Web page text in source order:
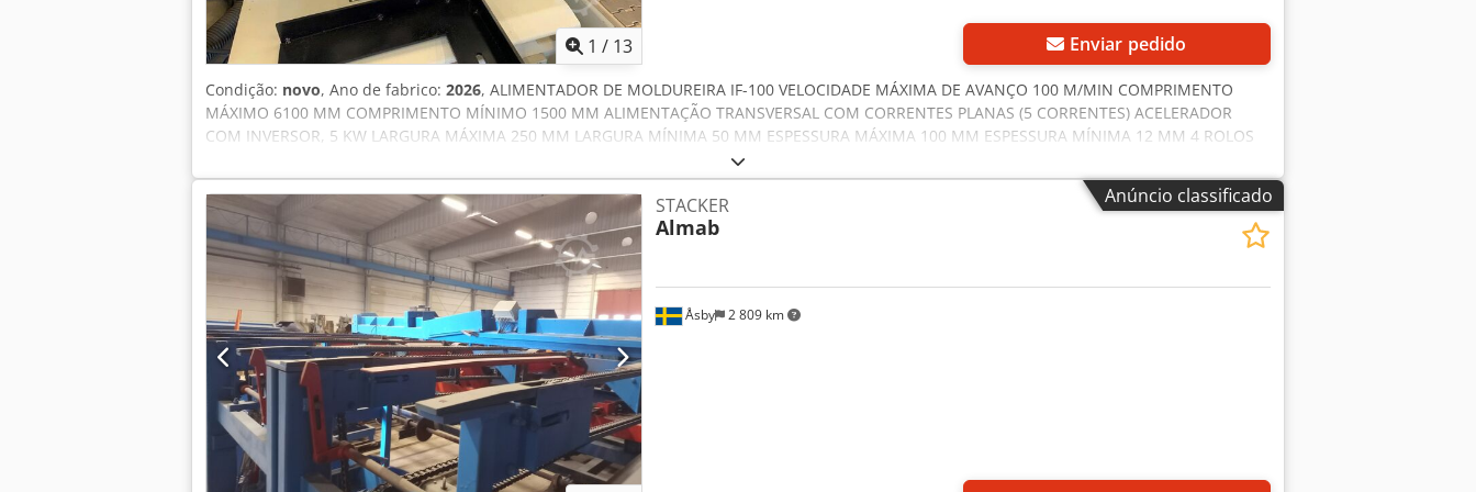
imediatamente. É construída de forma muito robusta e sempre funcionou sem problemas ou falhas. Um vídeo do processo pode ser mostrado
pelo WhatsApp! Cedpfx Akey Uzldsberf
1 / 13 Enviar pedido
Condição: novo, Ano de fabrico: 2026, ALIMENTADOR DE MOLDUREIRA IF-100 VELOCIDADE MÁXIMA DE AVANÇO 100 M/MIN COMPRIMENTO
MÁXIMO 6100 MM COMPRIMENTO MÍNIMO 1500 MM ALIMENTAÇÃO TRANSVERSAL COM CORRENTES PLANAS (5 CORRENTES) ACELERADOR
COM INVERSOR, 5 KW LARGURA MÁXIMA 250 MM LARGURA MÍNIMA 50 MM ESPESSURA MÁXIMA 100 MM ESPESSURA MÍNIMA 12 MM 4 ROLOS
DE ALIMENTAÇÃO DE 180 MM SAÍDA DE MOLDUREIRA OF-100 SAÍDA COM FOLHA REBATÍVEL COMPATÍVEL COM TODOS OS TAMANHOS
CONFORME ALIMENTADOR IF-100 MESA TRANSVERSAL COM 7 CORREIAS ADEQUADO PARA ATÉ 100 M/MIN DISPONÍVEL EM ESTOQUE PREÇO
INCLUI ALIMENTADOR E SAÍDA Credpfx Aoy Hcaaokbof PODEMOS OFERECER MOLDUREIRA ADEQUADA, WEINIG OU LEADERMAC!!!Anúncio classificado
Åsby 2 809 km
STACKER
Almab